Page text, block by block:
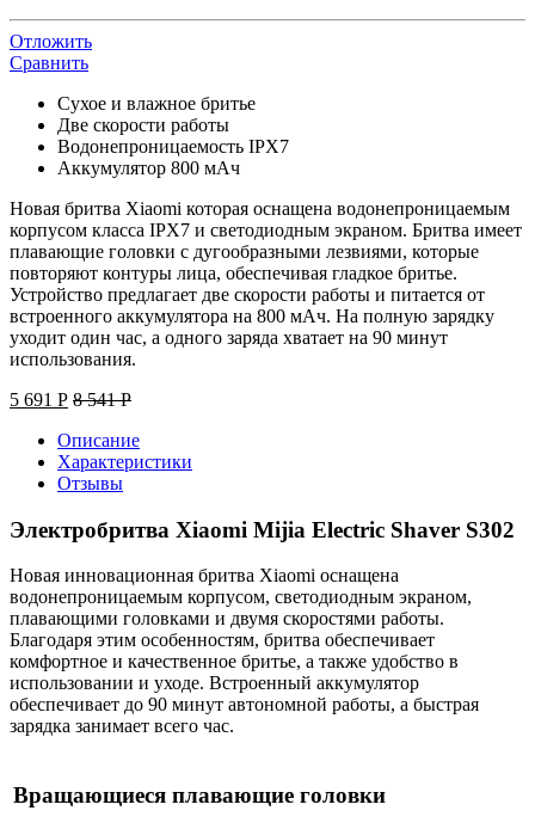
Отложить
Сравнить
Сухое и влажное бритье
Две скорости работы
Водонепроницаемость IPX7
Аккумулятор 800 мАч
Новая бритва Xiaomi которая оснащена водонепроницаемым
корпусом класса IPX7 и светодиодным экраном. Бритва имеет
плавающие головки с дугообразными лезвиями, которые
повторяют контуры лица, обеспечивая гладкое бритье.
Устройство предлагает две скорости работы и питается от
встроенного аккумулятора на 800 мАч. На полную зарядку
уходит один час, а одного заряда хватает на 90 минут
использования.
5 691 Р 8 541Р
Описание
Характеристики
Отзывы
Электробритва Xiaomi Mijia Electric Shaver S302
Новая инновационная бритва Xiaomi оснащена
водонепроницаемым корпусом, светодиодным экраном,
плавающими головками и двумя скоростями работы.
Благодаря этим особенностям, бритва обеспечивает
комфортное и качественное бритье, а также удобство в
использовании и уходе. Встроенный аккумулятор
обеспечивает до 90 минут автономной работы, а быстрая
зарядка занимает всего час.
Вращающиеся плавающие головки